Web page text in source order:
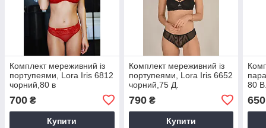
Комплект мереживний із
портупеями, Lora Iris 6812
чорний,80 в
700 ₴
Купити
Комплект мереживний із
портупеями, Lora Iris 6652
чорний,75 Д.
790₴
Купити
80
650